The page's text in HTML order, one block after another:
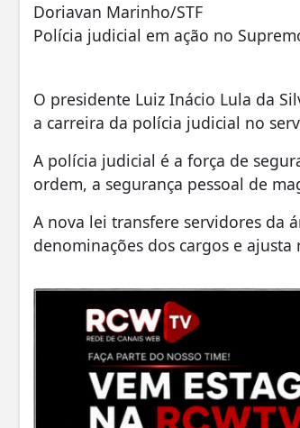
Doriavan Marinho/STF
Polícia judicial em ação no
O presidente Luiz Inácio Lula da
a carreira da polícia judicial no
A polícia judicial é a força de
ordem, a segurança pessoal de
A nova lei transfere servidores da
denominações dos cargos e